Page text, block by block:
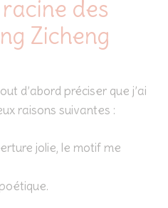
des
Zicheng
d’abord préciser que j’ai
raisons suivantes :
jolie, le motif me